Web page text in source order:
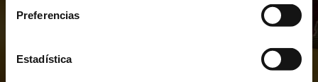
Preferencias
Estadística